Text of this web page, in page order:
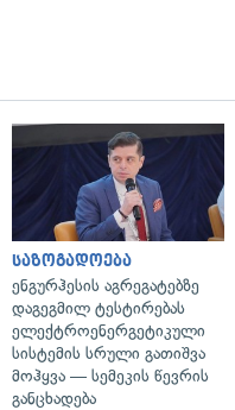
საზოგადოება
ენგურჰესის აგრეგატებზე
დაგეგმილ ტესტირებას
ელექტროენერგეტიკული
სისტემის სრული გათიშვა
მოჰყვა — სემეკის წევრის
განცხადება